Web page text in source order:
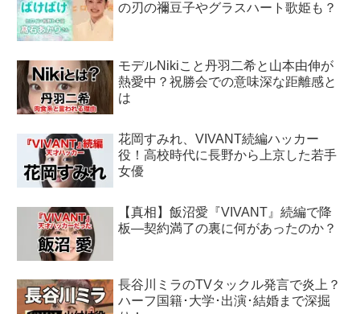
の刃の禰豆子やグラスハート歌姫も？
モデルNikiこと丹羽二希と山本由伸が
熱愛中？祝勝会での意味深な距離感と
は
花岡すみれ、VIVANT続編ハッカー
役！高校時代に長野から上京した若手
女優
【真相】飯沼愛『VIVANT』続編で降
板―契約満了の裏に何があったのか？
長谷川ミラのTVタックル発言で炎上？
ハーフ国籍･大学･出演･結婚まで深掘